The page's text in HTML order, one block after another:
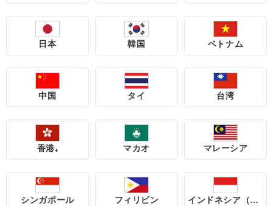
日本 韓国 ベトナム
中国 タイ 台湾
香港₊ マカオ マレーシア
シンガポール フィリピン インドネシア（バリ島含む）